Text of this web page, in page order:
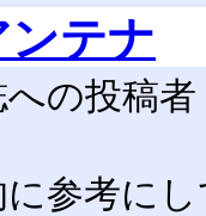
テナ
の投稿
参考に